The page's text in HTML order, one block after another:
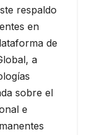
respaldo
en
de
a
sobre el
e